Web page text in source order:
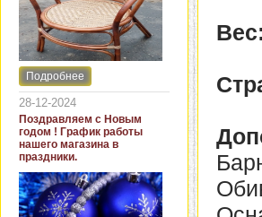
Интернет-магазин "Кровать
и диван" представляет
новинки стульев и кресел
для дачи. В ассортименте
представлены как
бюджетные модели из
пластика для дачи, так и
кресла для загородных
домов из натурального и
искусственного ротанга.
Подробнее
28-12-2024
Поздравляем с Новым
годом ! График работы
нашего магазина в
праздники.
Вес: